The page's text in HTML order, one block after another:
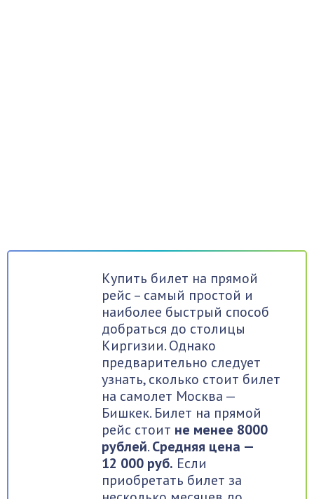
Купить билет на прямой
рейс – самый простой и
наиболее быстрый способ
добраться до столицы
Киргизии. Однако
предварительно следует
узнать, сколько стоит билет
на самолет Москва —
Бишкек. Билет на прямой
рейс стоит не менее 8000
рублей.Средняя цена —
12 000 руб. Если
приобретать билет за